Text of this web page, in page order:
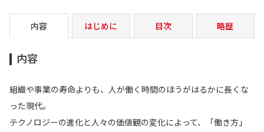
内容 はじめに 目次 略歴
内容
組織や事業の寿命よりも、人が働く時間のほうがはるかに長くな
った現代。
テクノロジーの進化と人々の価値観の変化によって、「働き方」